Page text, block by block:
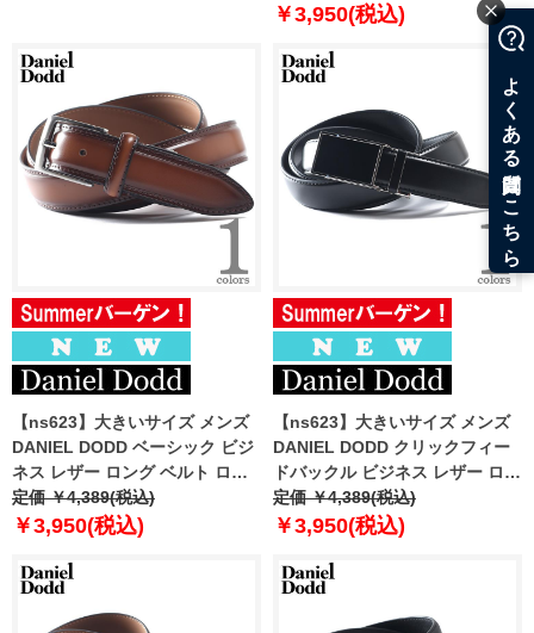
269001
￥3,950(税込)
【ns623】大きいサイズ メンズ
DANIEL DODD ベーシック ビジ
ネス レザー ロング ベルト ロン
グサイズ 春夏新作 azbl-269002
定価 ￥4,389(税込)
￥3,950(税込)
【ns623】大きいサイズ メンズ
DANIEL DODD クリックフィー
ドバックル ビジネス レザー ロン
グ ベルト ロングサイズ 春夏新作
azbl-269003
定価 ￥4,389(税込)
￥3,950(税込)